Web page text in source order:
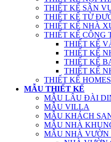
THIẾT KẾ SÂN
THIẾT KẾ TỪ
THIẾT KẾ NHÀ
THIẾT KẾ CÔNG
THIẾT KẾ
THIẾT KẾ
THIẾT KẾ
THIẾT KẾ
THIẾT KẾ
MẪU THIẾT KẾ
MẪU LÂU ĐÀI
MẪU VILLA
MẪU KHÁCH
MẪU NHÀ
MẪU NHÀ VƯỜN